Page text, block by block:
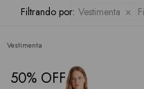
Filtrando por: Vestimenta
Vestimenta
50